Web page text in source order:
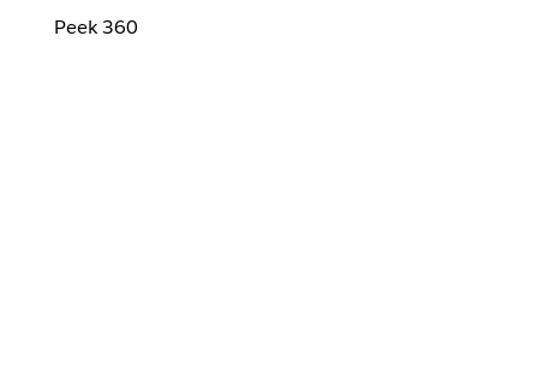
Peek 360